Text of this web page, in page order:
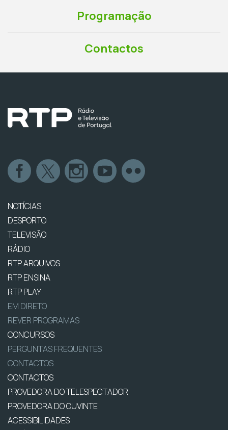
Programação
Contactos
NOTÍCIAS
DESPORTO
TELEVISÃO
RÁDIO
RTP ARQUIVOS
RTP ENSINA
RTP PLAY
EM DIRETO
REVER PROGRAMAS
CONCURSOS
PERGUNTAS FREQUENTES
CONTACTOS
CONTACTOS
PROVEDORA DO TELESPECTADOR
PROVEDORA DO OUVINTE
ACESSIBILIDADES